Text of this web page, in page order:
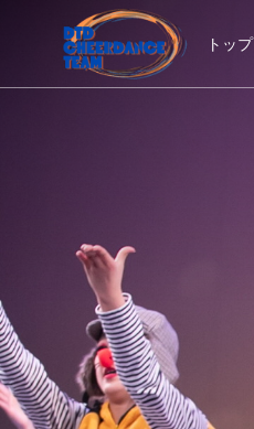
トップ